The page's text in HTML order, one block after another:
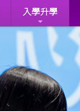
入學升學